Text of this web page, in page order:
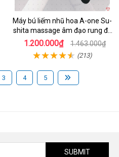
Máy bú liếm nhũ hoa A-one Su-
shita massage âm đạo rung đa
chế độ
1.200.000₫ 1.463.000₫
(213)
3 4 5
SUBMIT